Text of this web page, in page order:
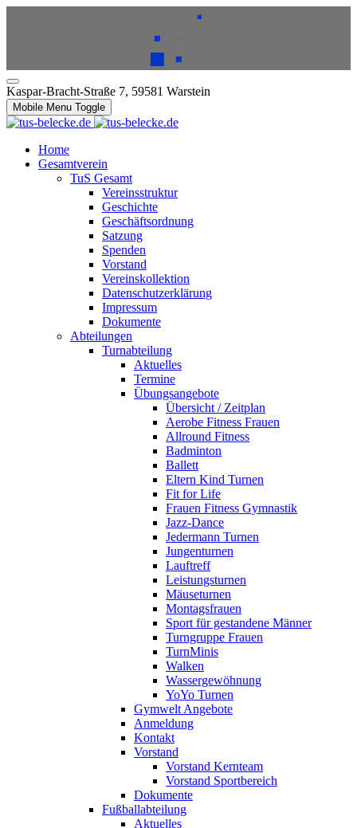
Kaspar-Bracht-Straße 7, 59581 Warstein
Mobile Menu Toggle
Home
Gesamtverein
TuS Gesamt
Vereinsstruktur
Geschichte
Geschäftsordnung
Satzung
Spenden
Vorstand
Vereinskollektion
Datenschutzerklärung
Impressum
Dokumente
Abteilungen
Turnabteilung
Aktuelles
Termine
Übungsangebote
Übersicht / Zeitplan
Aerobe Fitness Frauen
Allround Fitness
Badminton
Ballett
Eltern Kind Turnen
Fit for Life
Frauen Fitness Gymnastik
Jazz-Dance
Jedermann Turnen
Jungenturnen
Lauftreff
Leistungsturnen
Mäuseturnen
Montagsfrauen
Sport für gestandene Männer
Turngruppe Frauen
TurnMinis
Walken
Wassergewöhnung
YoYo Turnen
Gymwelt Angebote
Anmeldung
Kontakt
Vorstand
Vorstand Kernteam
Vorstand Sportbereich
Dokumente
Fußballabteilung
Aktuelles